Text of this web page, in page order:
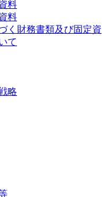
料
料
く財務書類及び固定資
て
略